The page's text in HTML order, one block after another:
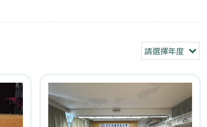
請選擇年度